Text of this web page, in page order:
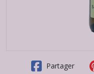
Partager